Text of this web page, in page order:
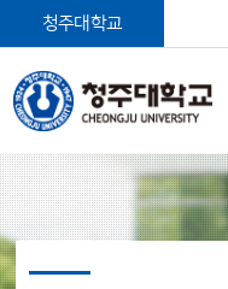
청주대학교